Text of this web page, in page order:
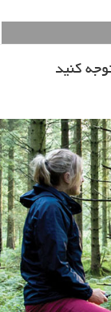
نورسنج دوربین
داریم تمامی
سوالهای رایج در این باب را پاسخ دهیم و چند برگه تقلب (cheat sheet) در